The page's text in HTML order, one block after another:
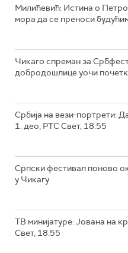
Милићевић: Истина о
мора да се преноси
Чикаго спреман за
добродошлице уочи
Србија на вези-портрети:
1. део, РТС Свет, 18.55
Српски фестивал поново
у Чикагу
ТВ минијатуре: Јована на
Свет, 18.55